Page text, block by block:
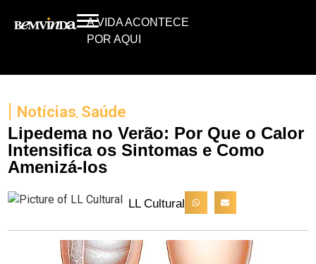
A VIDA ACONTECE
POR AQUI
| Notícias, Saúde
Lipedema no Verão: Por Que o Calor
Intensifica os Sintomas e Como
Amenizá-los
LL Cultural